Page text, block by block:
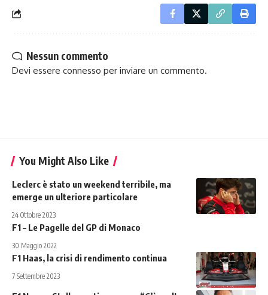
Nessun commento
Devi essere connesso per inviare un commento.
You Might Also Like
Leclerc è stato un weekend terribile, ma
emerge un ulteriore particolare
24 Ottobre 2023
F1 – Le Pagelle del GP di Monaco
30 Maggio 2022
F1 Haas, la crisi di rendimento continua
7 Settembre 2023